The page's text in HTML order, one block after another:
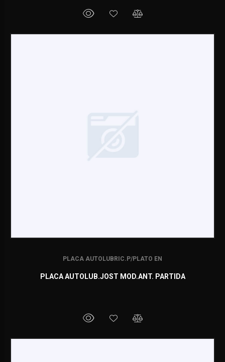
PLACA AUTOLUBRIC.P/PLATO EN
PLACA AUTOLUB.JOST MOD.ANT. PARTIDA